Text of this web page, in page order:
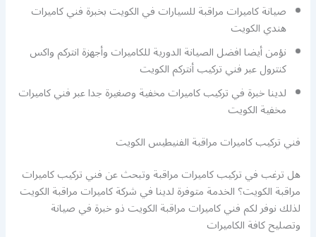
صيانة كاميرات مراقبة للسيارات في الكويت بخبرة فني كاميرات
هندي الكويت
نؤمن أيضا افضل الصيانة الدورية للكاميرات وأجهزة انتركم واكس
كنترول عبر فني تركيب أنتركم الكويت
لدينا خبرة في تركيب كاميرات مخفية وصغيرة جدا عبر فني كاميرات
مخفية الكويت
فني تركيب كاميرات مراقبة الفنيطيس الكويت
هل ترغب في تركيب كاميرات مراقبة وتبحث عن فني تركيب كاميرات
مراقبة الكويت؟ الخدمة متوفرة لدينا في شركة كاميرات مراقبة الكويت
لذلك نوفر لكم فني كاميرات مراقبة الكويت ذو خبرة في صيانة
وتصليح كافة الكاميرات